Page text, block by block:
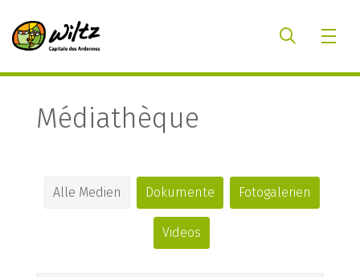
Médiathèque
Alle Medien Dokumente Fotogalerien
Videos